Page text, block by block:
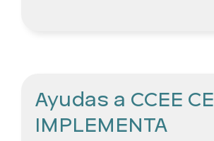
Ayudas a CCEE CE
IMPLEMENTA